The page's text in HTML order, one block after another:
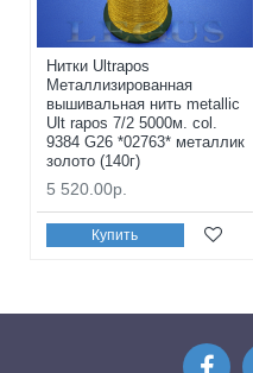
Нитки Ultrapos
Металлизированная
вышивальная нить metallic
Ult rapos 7/2 5000м. col.
9384 G26 *02763* металлик
золото (140г)
5 520.00р.
Купить